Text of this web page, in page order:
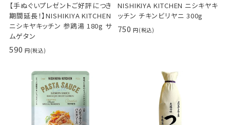
【手ぬぐいプレゼントご好評につき
期間延長！】NISHIKIYA KITCHEN
ニシキヤキッチン 参鶏湯 180g サ
ムゲタン
590
NISHIKIYA KITCHEN ニシキヤキ
ッチン チキンビリヤニ 300g
750